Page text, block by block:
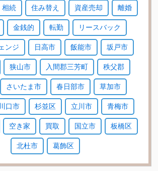
相続 住み替え 資産売却 離婚
金銭的 転勤 リースバック
ンジ 日高市 飯能市 坂戸市
狭山市 入間郡三芳町 秩父郡
さいたま市 春日部市 草加市
川口市 杉並区 立川市 青梅市
空き家 買取 国立市 板橋区
北杜市 葛飾区